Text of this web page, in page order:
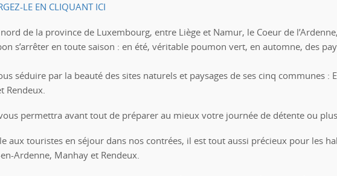
LE EN CLIQUANT ICI
de la province de Luxembourg, entre Liège et Namur, le Coeur de
s’arrêter en toute saison : en été, véritable poumon vert, en automne, des
séduire par la beauté des sites naturels et paysages de ses cinq communes :
Rendeux.
permettra avant tout de préparer au mieux votre journée de détente ou
aux touristes en séjour dans nos contrées, il est tout aussi précieux pour les
Ardenne, Manhay et Rendeux.